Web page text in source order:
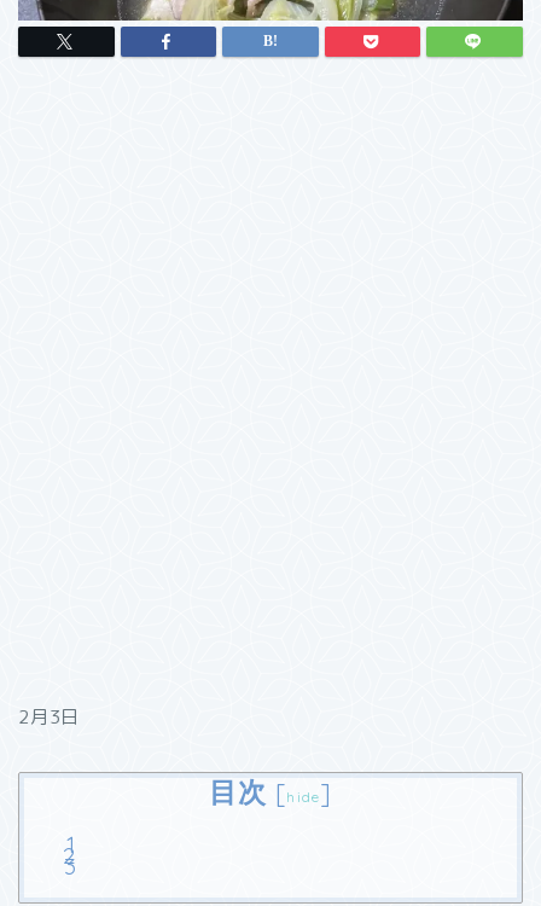
2月3日
目次 [hide]